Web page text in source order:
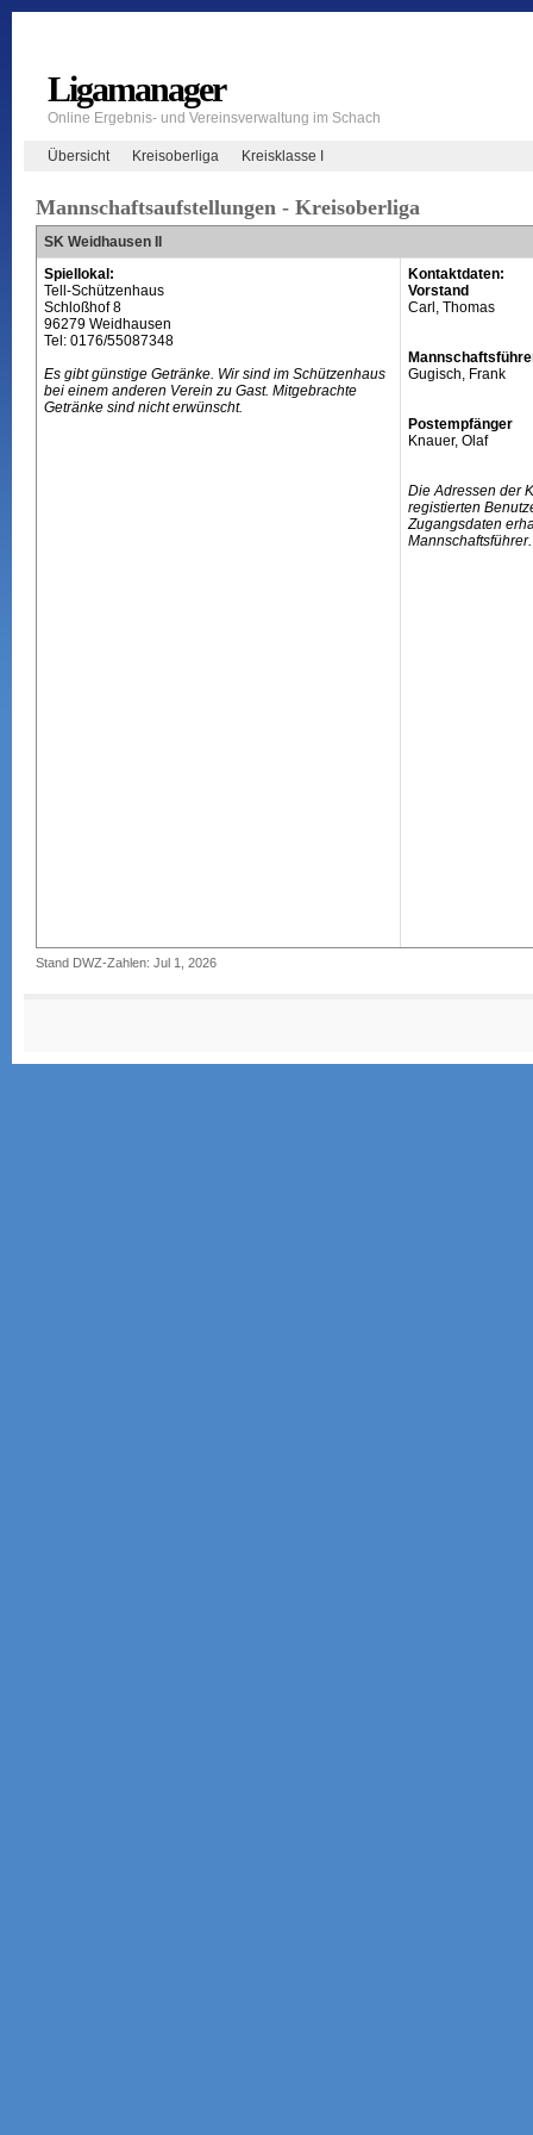
Ligamanager
Online Ergebnis- und Vereinsverwaltung im Schach
Übersicht Kreisoberliga Kreisklasse I
Mannschaftsaufstellungen - Kreisoberliga
SK Weidhausen II
Spiellokal:
Tell-Schützenhaus
Schloßhof 8
96279 Weidhausen
Tel: 0176/55087348
Es gibt günstige Getränke. Wir sind im Schützenhaus
bei einem anderen Verein zu Gast. Mitgebrachte
Getränke sind nicht erwünscht.
Kontaktdaten:
Vorstand
Carl, Thomas
Gugisch, Frank
Postempfänger
Knauer, Olaf
Die Adressen der
registierten
Zugangsdaten
Mannschaftsführer.
Stand DWZ-Zahlen: Jul 1, 2026